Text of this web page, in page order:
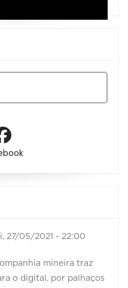
27/05/2021 - 22:00
mineira traz
o digital, por palhaços